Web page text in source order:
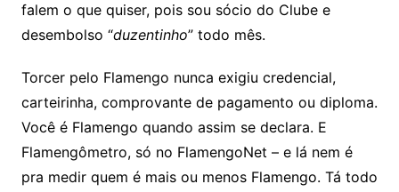
falem o que quiser, pois sou sócio do Clube e
desembolso “duzentinho” todo mês.
Torcer pelo Flamengo nunca exigiu credencial,
carteirinha, comprovante de pagamento ou diploma.
Você é Flamengo quando assim se declara. E
Flamengômetro, só no FlamengoNet – e lá nem é
pra medir quem é mais ou menos Flamengo. Tá todo